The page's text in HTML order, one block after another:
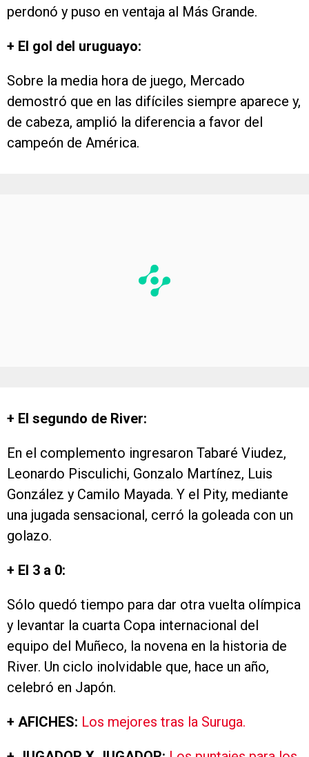
perdonó y puso en ventaja al Más Grande.
+ El gol del uruguayo:
Sobre la media hora de juego, Mercado
demostró que en las difíciles siempre aparece y,
de cabeza, amplió la diferencia a favor del
campeón de América.
+ El segundo de River:
En el complemento ingresaron Tabaré Viudez,
Leonardo Pisculichi, Gonzalo Martínez, Luis
González y Camilo Mayada. Y el Pity, mediante
una jugada sensacional, cerró la goleada con un
golazo.
+ El 3 a 0:
Sólo quedó tiempo para dar otra vuelta olímpica
y levantar la cuarta Copa internacional del
equipo del Muñeco, la novena en la historia de
River. Un ciclo inolvidable que, hace un año,
celebró en Japón.
+ AFICHES: Los mejores tras la Suruga.